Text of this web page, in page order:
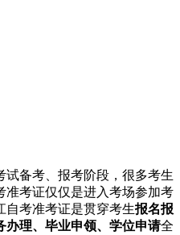
试备考、报考阶段，很多考生
准考证仅仅是进入考场参加考
自考准考证是贯穿考生报名报
办理、毕业申领、学位申请全